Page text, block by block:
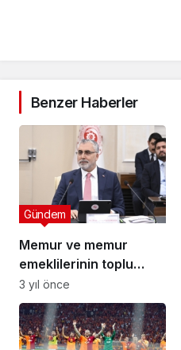
Benzer Haberler
Memur ve memur
emeklilerinin toplu
sözleşme görüşmeleri
başladı
Gündem
3 yıl önce